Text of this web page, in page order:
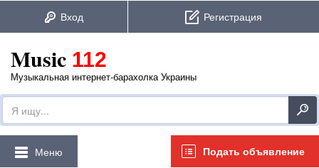
Music 112
Музыкальная интернет-барахолка Украины
Подать объявление
Меню